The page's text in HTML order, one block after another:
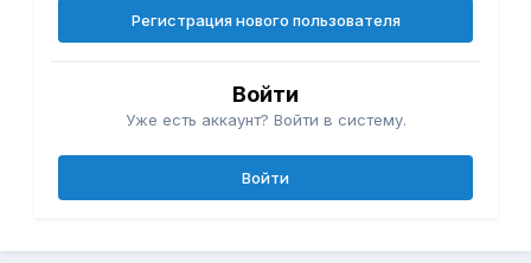
Регистрация нового пользователя
Войти
Уже есть аккаунт? Войти в систему.
Войти